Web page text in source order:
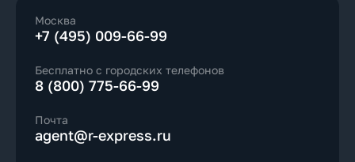
Москва
+7 (495) 009-66-99
Бесплатно с городских телефонов
8 (800) 775-66-99
Почта
agent@r-express.ru